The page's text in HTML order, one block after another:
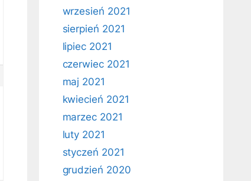
wrzesień 2021
sierpień 2021
lipiec 2021
czerwiec 2021
maj 2021
kwiecień 2021
marzec 2021
luty 2021
styczeń 2021
grudzień 2020